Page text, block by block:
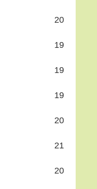
20
19
19
19
20
21
20